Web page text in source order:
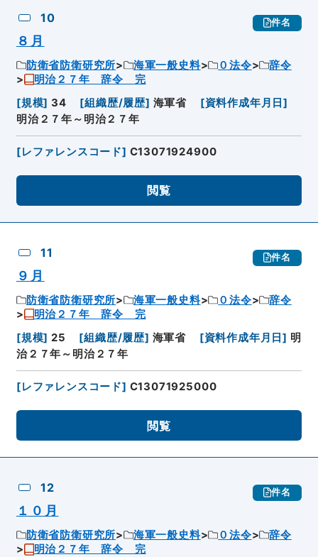
10 件名
８月
防衛省防衛研究所 海軍一般史料 ０法令
辞令
明治２７年 辞令 完
[規模] 34 [組織歴/履歴] 海軍省 [資料作成年月日]
明治２７年～明治２７年
[レファレンスコード] C13071924900
閲覧
11 件名
９月
防衛省防衛研究所 海軍一般史料 ０法令
辞令
明治２７年 辞令 完
[規模] 25 [組織歴/履歴] 海軍省 [資料作成年月日] 明
治２７年～明治２７年
[レファレンスコード] C13071925000
閲覧
12 件名
１０月
防衛省防衛研究所 海軍一般史料 ０法令
辞令
明治２７年 辞令 完